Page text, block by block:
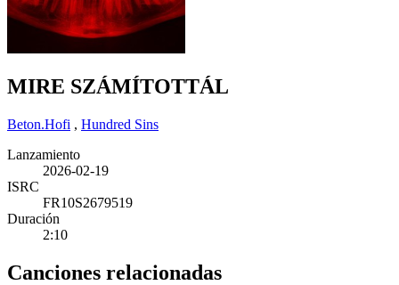
MIRE SZÁMÍTOTTÁL
Beton.Hofi , Hundred Sins
Lanzamiento
2026-02-19
ISRC
FR10S2679519
Duración
2:10
Canciones relacionadas